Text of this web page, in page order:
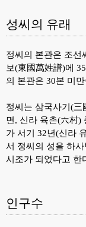
성씨의 유래
정씨의 본관은 조선
보(東國萬姓譜)에
의 본관은 30본 미
정씨는 삼국사기(
면, 신라 육촌(六村)
가 서기 32년(신라
서 정씨의 성을 하
시조가 되었다고 한
인구수